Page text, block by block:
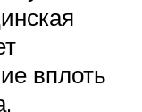
вплоть